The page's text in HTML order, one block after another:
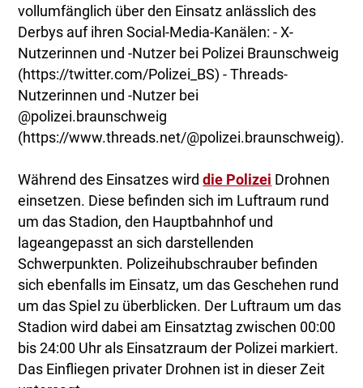
vollumfänglich über den Einsatz anlässlich des
Derbys auf ihren Social-Media-Kanälen: - X-
Nutzerinnen und -Nutzer bei Polizei Braunschweig
(https://twitter.com/Polizei_BS) - Threads-
Nutzerinnen und -Nutzer bei
@polizei.braunschweig
(https://www.threads.net/@polizei.braunschweig).
Während des Einsatzes wirddie Polizei Drohnen
einsetzen. Diese befinden sich im Luftraum rund
um das Stadion, den Hauptbahnhof und
lageangepasst an sich darstellenden
Schwerpunkten. Polizeihubschrauber befinden
sich ebenfalls im Einsatz, um das Geschehen rund
um das Spiel zu überblicken. Der Luftraum um das
Stadion wird dabei am Einsatztag zwischen 00:00
bis 24:00 Uhr als Einsatzraum der Polizei markiert.
Das Einfliegen privater Drohnen ist in dieser Zeit